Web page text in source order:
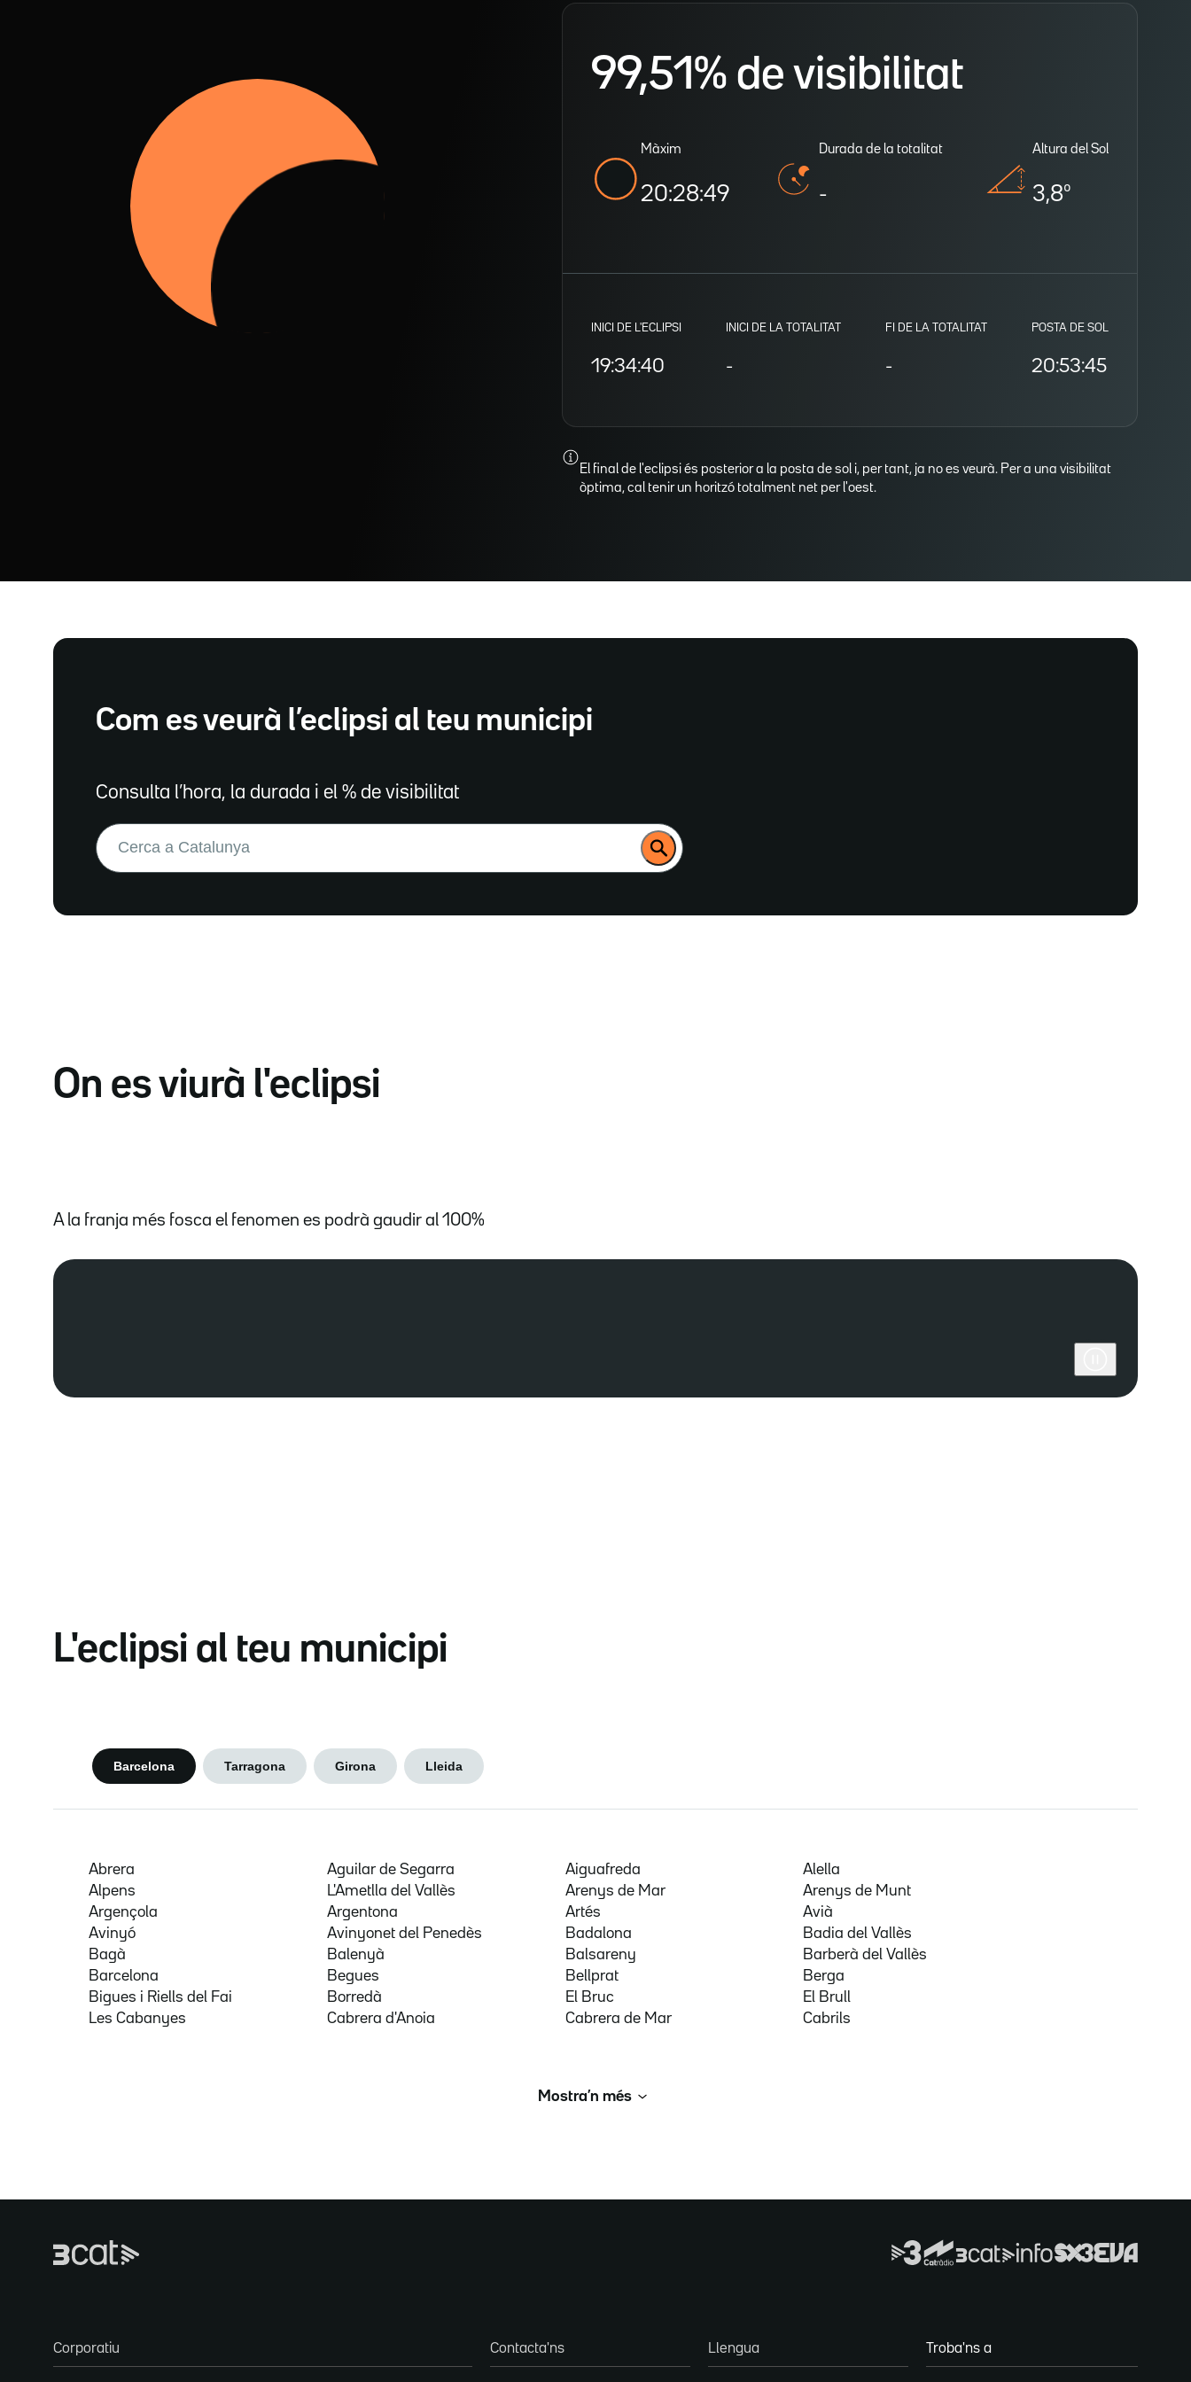
99,51% de visibilitat
Màxim
20:28:49
Durada de la totalitat
-
Altura del Sol
3,8º
INICI DE L'ECLIPSI
19:34:40
INICI DE LA TOTALITAT
-
FI DE LA TOTALITAT
-
POSTA DE SOL
20:53:45
El final de l'eclipsi és posterior a la posta de sol i, per tant, ja no es veurà. Per a una visibilitat
òptima, cal tenir un horitzó totalment net per l'oest.
Com es veurà l’eclipsi al teu municipi
Consulta l’hora, la durada i el % de visibilitat
Buscar:
On es viurà l'eclipsi
A la franja més fosca el fenomen es podrà gaudir al 100%
L'eclipsi al teu municipi
Barcelona Tarragona Girona Lleida
Abrera Aguilar de Segarra Aiguafreda
Alella
Alpens
L'Ametlla del Vallès Arenys de Mar
Arenys de Munt
Argençola
Argentona Artés
Avià
Avinyó
Avinyonet del Penedès Badalona
Badia del Vallès
Bagà
Balenyà Balsareny
Barberà del Vallès
Barcelona
Begues Bellprat
Berga
Bigues i Riells del Fai
Borredà El Bruc
El Brull
Les Cabanyes
Cabrera d'Anoia Cabrera de Mar Cabrils
Mostra’n més
Corporatiu Contacta'ns Llengua Troba'ns a